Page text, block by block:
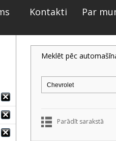
Kontakti Par
Meklēt pēc
Parādīt sarakstā